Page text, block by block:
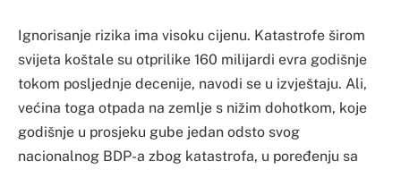
Ignorisanje rizika ima visoku cijenu. ​​​​​Katastrofe širom
svijeta koštale su otprilike 160 milijardi evra godišnje
tokom posljednje decenije, navodi se u izvještaju. ​​​​Ali,
većina toga otpada na zemlje s nižim dohotkom, koje
godišnje u prosjeku gube jedan odsto svog
nacionalnog BDP-a zbog katastrofa, u poređenju sa